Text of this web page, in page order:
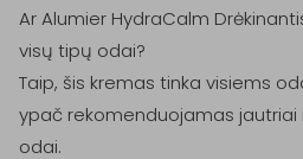
Ar Alumier HydraCalm
visų tipų odai?
Taip, šis kremas tinka visiems
ypač rekomenduojamas jautriai
odai.